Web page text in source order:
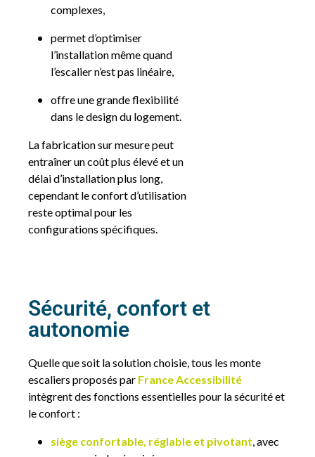
complexes,
permet d’optimiser
l’installation même quand
l’escalier n’est pas linéaire,
offre une grande flexibilité
dans le design du logement.
La fabrication sur mesure peut
entraîner un coût plus élevé et un
délai d’installation plus long,
cependant le confort d’utilisation
reste optimal pour les
configurations spécifiques.
Sécurité, confort et
autonomie
Quelle que soit la solution choisie, tous les monte
escaliers proposés par France Accessibilité
intègrent des fonctions essentielles pour la sécurité et
le confort :
siège confortable, réglable et pivotant, avec